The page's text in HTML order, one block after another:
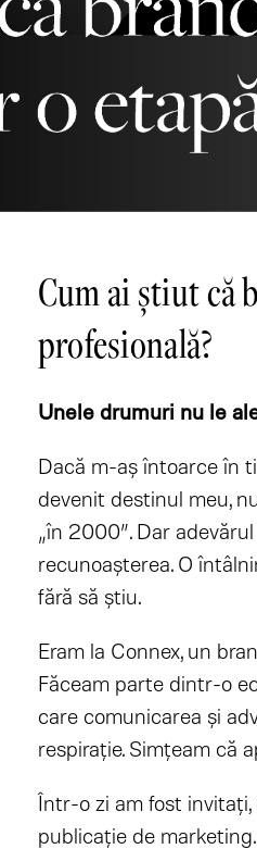
Cum ai știut că
profesională?
Unele drumuri nu le
Dacă m-aș întoarce în
devenit destinul meu,
„în 2000”. Dar
recunoașterea. O
fără să știu.
Eram la Connex, un
Făceam parte dintr-o
care comunicarea și
respirație. Simțeam că
Într-o zi am fost
publicație de